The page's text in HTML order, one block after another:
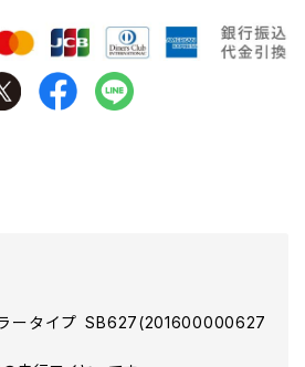
ータイプ SB627(201600000627